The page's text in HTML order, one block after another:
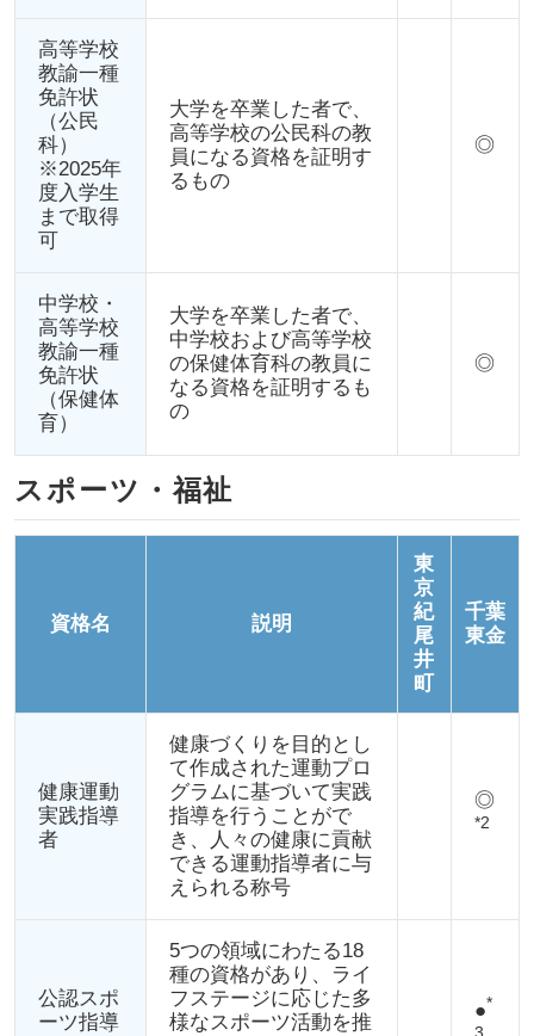
高等学校
教諭一種
免許状
（公民
科）
※2025年
度入学生
まで取得
可
大学を卒業した者で、
高等学校の公民科の教
員になる資格を証明す
るもの
◎
中学校・
高等学校
教諭一種
免許状
（保健体
育）
大学を卒業した者で、
中学校および高等学校
の保健体育科の教員に
なる資格を証明するも
の
◎
スポーツ・福祉
資格名 説明
東
京
紀
尾
井
町
千葉
東金
健康運動
実践指導
者
健康づくりを目的とし
て作成された運動プロ
グラムに基づいて実践
指導を行うことがで
き、人々の健康に貢献
できる運動指導者に与
えられる称号
◎
*2
公認スポ
ーツ指導
5つの領域にわたる18
種の資格があり、ライ
フステージに応じた多
様なスポーツ活動を推
●*
3